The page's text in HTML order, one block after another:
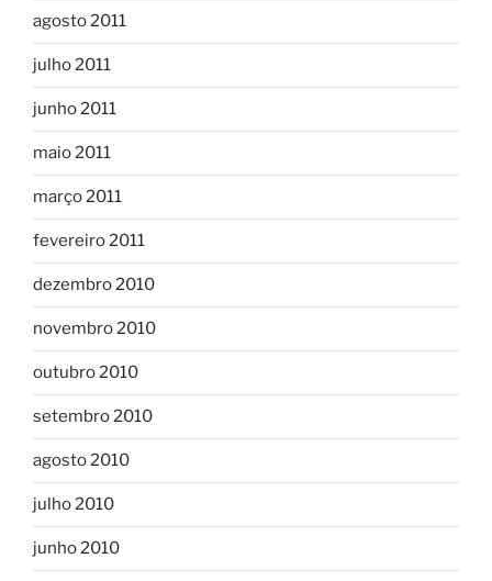
agosto 2011
julho 2011
junho 2011
maio 2011
março 2011
fevereiro 2011
dezembro 2010
novembro 2010
outubro 2010
setembro 2010
agosto 2010
julho 2010
junho 2010